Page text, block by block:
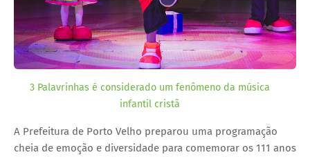
3 Palavrinhas é considerado um fenômeno da música
infantil cristã
A Prefeitura de Porto Velho preparou uma programação
cheia de emoção e diversidade para comemorar os 111 anos